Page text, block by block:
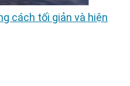
cách tối giản và hiện